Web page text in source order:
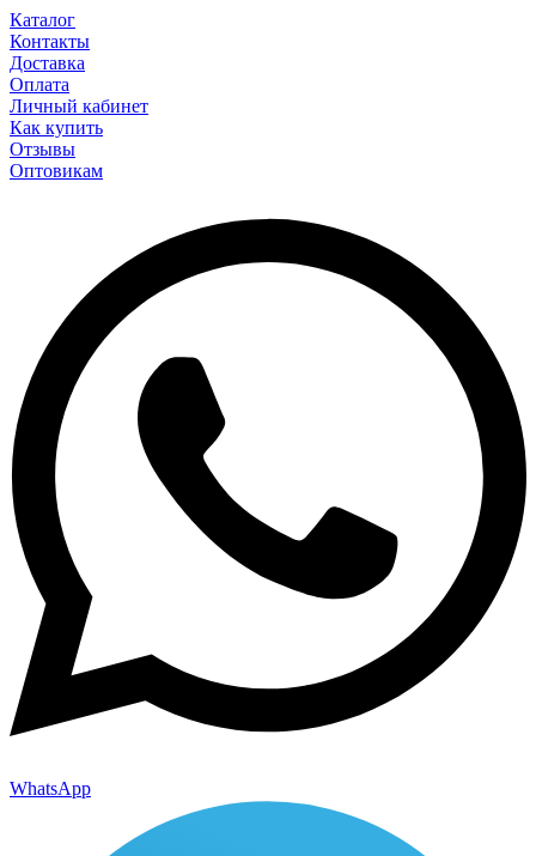
Каталог
Контакты
Доставка
Оплата
Личный кабинет
Как купить
Отзывы
Оптовикам
WhatsApp